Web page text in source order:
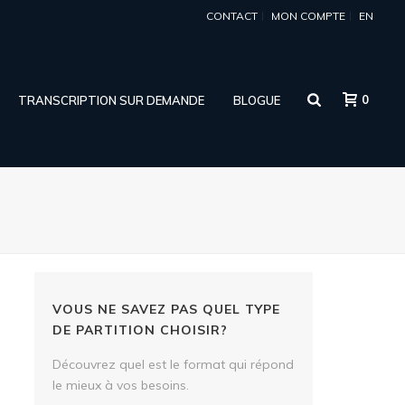
CONTACT MON COMPTE EN
TRANSCRIPTION SUR DEMANDE BLOGUE 0
VOUS NE SAVEZ PAS QUEL TYPE
DE PARTITION CHOISIR?
Découvrez quel est le format qui répond
le mieux à vos besoins.